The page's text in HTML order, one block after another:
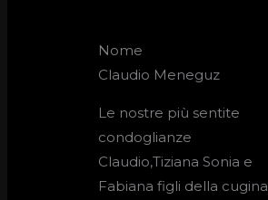
Nome
Claudio Meneguz
Le nostre più sentite
condoglianze
Claudio,Tiziana Sonia e
Fabiana figli della cugina